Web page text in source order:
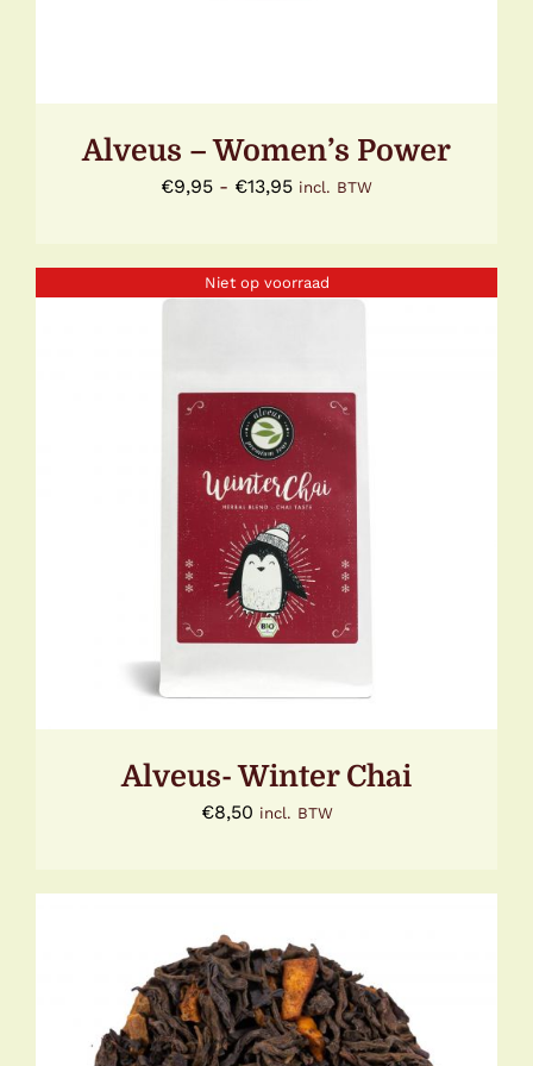
Alveus – Women’s Power
€9,95 - €13,95Prijsklasse:
€13,95
incl. BTW
Niet op voorraad
Gewaardeerd
5.00uit 5
DETAILS
Alveus- Winter Chai
€8,50 incl. BTW